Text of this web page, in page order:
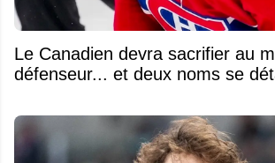
Le Canadien devra sacrifier au
défenseur... et deux noms se